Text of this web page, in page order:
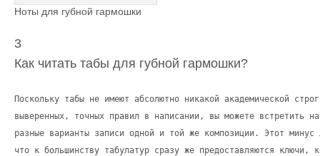
Ноты для губной гармошки
3
Как читать табы для губной гармошки?
Поскольку табы не имеют абсолютно никакой академической
выверенных, точных правил в написании, вы можете встретить
разные варианты записи одной и той же композиции. Этот минус
что к большинству табулатур сразу же предоставляются ключи,